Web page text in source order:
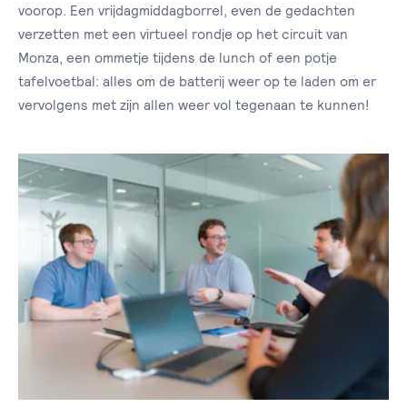
voorop. Een vrijdagmiddagborrel, even de gedachten
verzetten met een virtueel rondje op het circuit van
Monza, een ommetje tijdens de lunch of een potje
tafelvoetbal: alles om de batterij weer op te laden om er
vervolgens met zijn allen weer vol tegenaan te kunnen!